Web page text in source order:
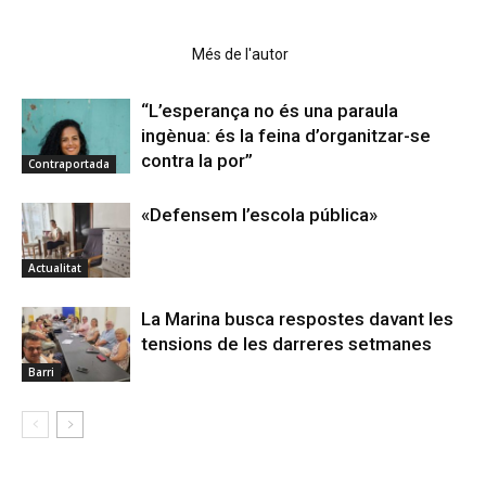
Més de l'autor
Contraportada
“L’esperança no és una paraula
ingènua: és la feina d’organitzar-se
contra la por”
Actualitat
«Defensem l’escola pública»
Barri
La Marina busca respostes davant les
tensions de les darreres setmanes